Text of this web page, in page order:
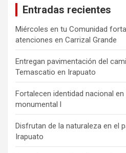
Entradas recientes
Miércoles en tu Comunidad
atenciones en Carrizal Grande
Entregan pavimentación del
Temascatio en Irapuato
Fortalecen identidad nacional
monumental l
Disfrutan de la naturaleza en el
Irapuato